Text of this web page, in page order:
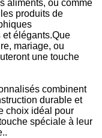
aliments, ou comme
produits de
élégants.Que
mariage, ou
une touche
combinent
durable et
choix idéal pour
spéciale à leur